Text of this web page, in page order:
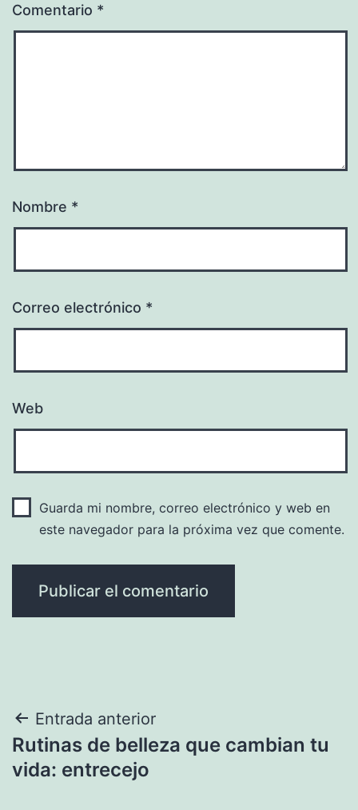
Comentario *
Nombre *
Correo electrónico *
Web
Guarda mi nombre, correo electrónico y web en
este navegador para la próxima vez que comente.
Navegación
de
Entrada anterior
Rutinas de belleza que cambian tu
vida: entrecejo